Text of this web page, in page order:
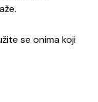
se onima koji